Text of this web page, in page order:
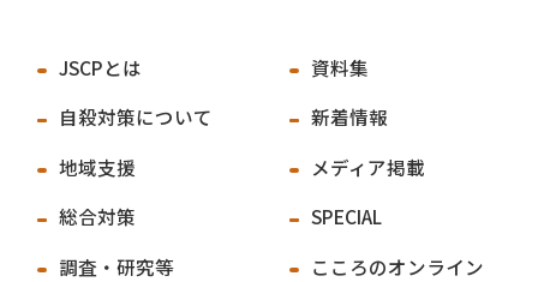
JSCPとは
自殺対策について
地域支援
総合対策
調査・研究等
資料集
新着情報
メディア掲載
SPECIAL
こころのオンライン